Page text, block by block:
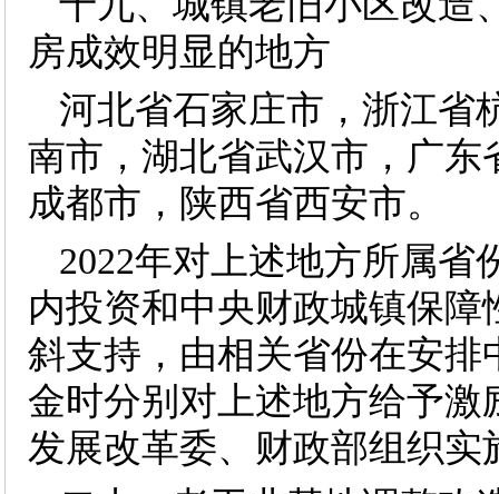
房成效明显的地方
河北省石家庄市，浙江省
南市，湖北省武汉市，广
成都市，陕西省西安市。
2022年对上述地方所属省
内投资和中央财政城镇保
斜支持，由相关省份在安
金时分别对上述地方给予
发展改革委、财政部组织实